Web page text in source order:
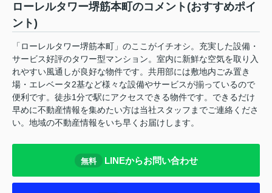
ローレルタワー堺筋本町のコメント(おすすめポイ
ント)
「ローレルタワー堺筋本町」のここがイチオシ。充実した設備・
サービス好評のタワー型マンション。室内に新鮮な空気を取り入
れやすい風通しが良好な物件です。共用部には敷地内ごみ置き
場・エレベータ2基など様々な設備やサービスが揃っているので
便利です。徒歩1分で駅にアクセスできる物件です。できるだけ
早めに不動産情報を集めたい方は当社スタッフまでご連絡くださ
い。地域の不動産情報をいち早くお届けします。
無料 LINEからお問い合わせ